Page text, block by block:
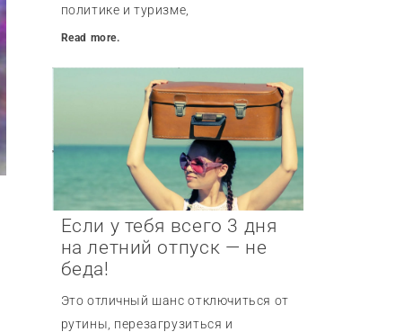
политике и туризме,
Read more.
Если у тебя всего 3 дня
на летний отпуск — не
беда!
Это отличный шанс отключиться от
рутины, перезагрузиться и